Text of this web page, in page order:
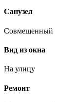
Санузел
Совмещенный
Вид из окна
На улицу
Ремонт